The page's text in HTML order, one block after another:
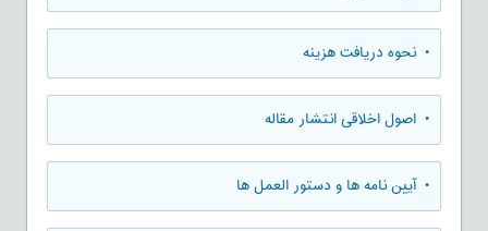
• نحوه دریافت هزینه
• اصول اخلاقی انتشار مقاله
• آیین نامه ها و دستور العمل ها